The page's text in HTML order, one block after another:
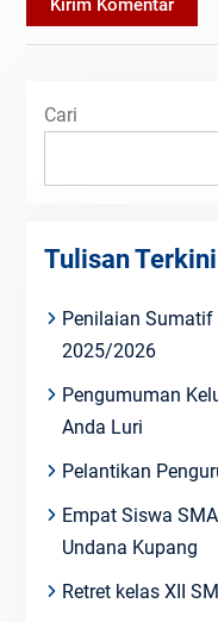
Cari
Tulisan Terkini
Penilaian Sumatif
2025/2026
Pengumuman
Anda Luri
Pelantikan
Empat Siswa
Undana Kupang
Retret kelas XII